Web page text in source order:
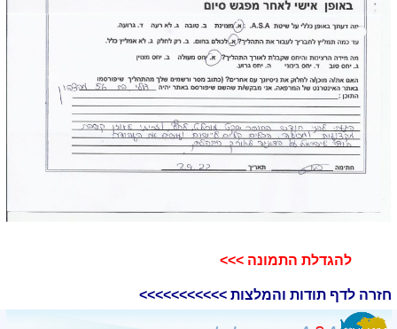
חזרה לדף תודות והמלצות >>>>>>>>>>>
להגדלת התמונה >>>​